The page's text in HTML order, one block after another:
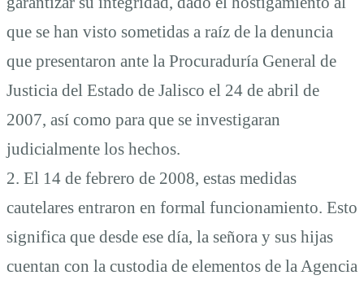
que se han visto sometidas a raíz de la denuncia
que presentaron ante la Procuraduría General de
Justicia del Estado de Jalisco el 24 de abril de
2007, así como para que se investigaran
judicialmente los hechos.
2. El 14 de febrero de 2008, estas medidas
cautelares entraron en formal funcionamiento. Esto
significa que desde ese día, la señora y sus hijas
cuentan con la custodia de elementos de la Agencia